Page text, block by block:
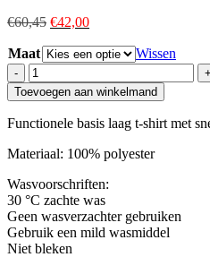
€60,45 Oorspronkelijke
was:
€60,45.
€42,00Huidige
is:
€42,00.
Maat
Wissen
Blaser
Function
T-
shirt
mouwen
Groen
aantal
Toevoegen aan winkelmand
Functionele basis laag t-shirt met
Materiaal: 100% polyester
Wasvoorschriften:
30 °C zachte was
Geen wasverzachter gebruiken
Gebruik een mild wasmiddel
Niet bleken